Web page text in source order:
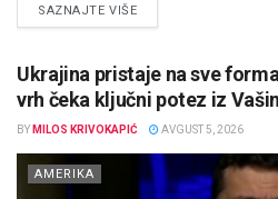
SAZNAJTE VIŠEDETAILS
Ukrajina pristaje na sve
vrh čeka ključni potez iz
BY MILOS KRIVOKAPIĆ AVGUST 5, 2026
AMERIKA